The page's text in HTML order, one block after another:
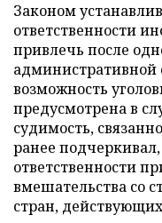
Законом
ответственности
привлечь после
административной
возможность
предусмотрена в
судимость,
ранее
ответственности
вмешательства со
стран,